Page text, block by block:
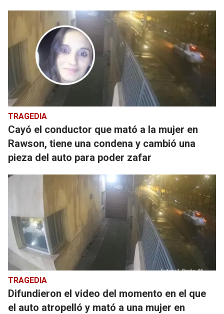
TRAGEDIA
Cayó el conductor que mató a la mujer en
Rawson, tiene una condena y cambió una
pieza del auto para poder zafar
TRAGEDIA
Difundieron el video del momento en el que
el auto atropelló y mató a una mujer en